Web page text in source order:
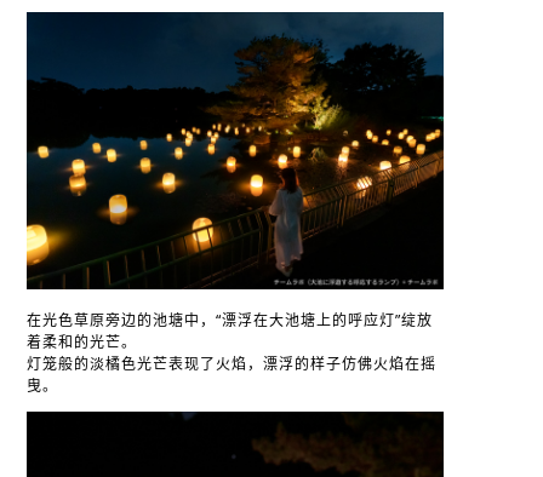
在光色草原旁边的池塘中，“漂浮在大池塘上的呼应灯”绽放
着柔和的光芒。
灯笼般的淡橘色光芒表现了火焰，漂浮的样子仿佛火焰在摇
曳。